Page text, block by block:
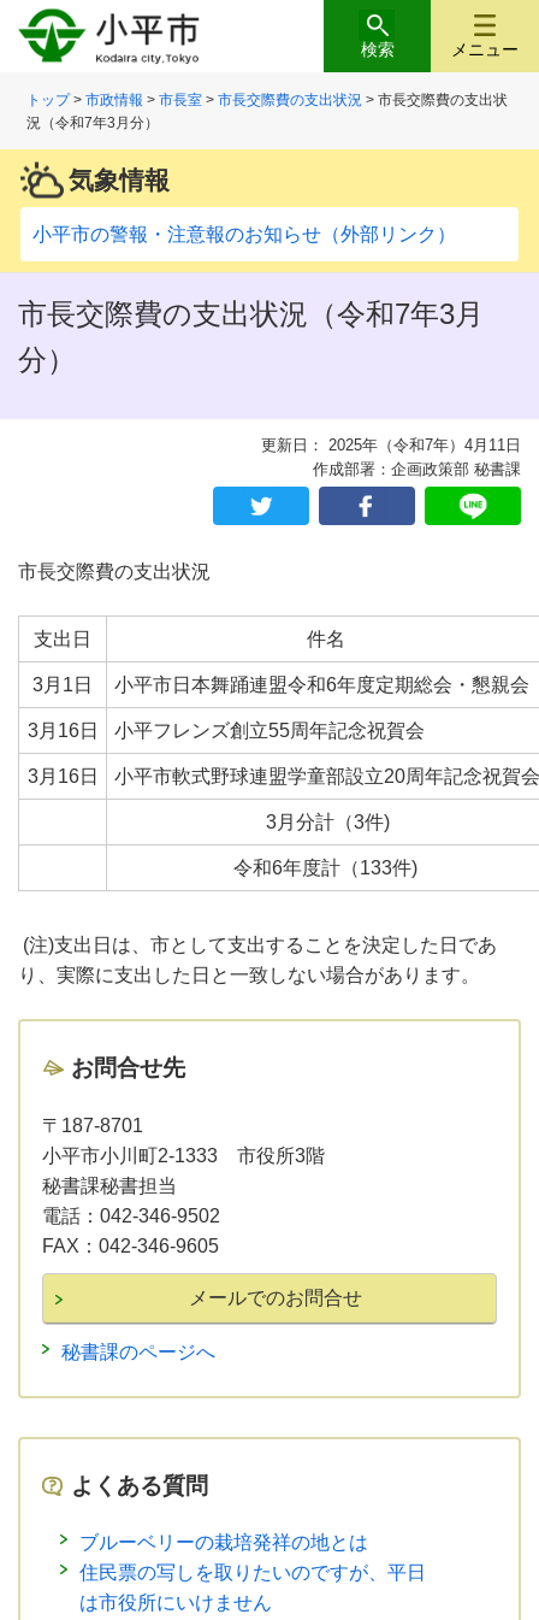
メニュー
検索
トップ>市政情報 >市長室 >市長交際費の支出状況 > 市長交際費の支出状
況（令和7年3月分）
気象情報
小平市の警報・注意報のお知らせ（外部リンク）
市長交際費の支出状況（令和7年3月
分）
更新日： 2025年（令和7年）4月11日
作成部署：企画政策部 秘書課
市長交際費の支出状況
支出日 件名
3月1日 小平市日本舞踊連盟令和6年度定期総会・懇親会
3月16日 小平フレンズ創立55周年記念祝賀会
3月16日 小平市軟式野球連盟学童部設立20周年記念祝賀
3月分計（3件)
令和6年度計（133件)
(注)支出日は、市として支出することを決定した日であ
り、実際に支出した日と一致しない場合があります。
お問合せ先
〒187-8701
小平市小川町2-1333 市役所3階
秘書課秘書担当
電話： 042-346-9502
FAX： 042-346-9605
秘書課のページへ
よくある質問
ブルーベリーの栽培発祥の地とは
住民票の写しを取りたいのですが、平日
は市役所にいけません